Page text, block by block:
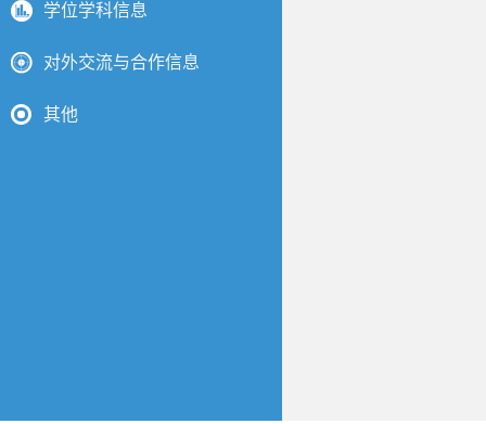
学位学科信息
对外交流与合作信息
其他